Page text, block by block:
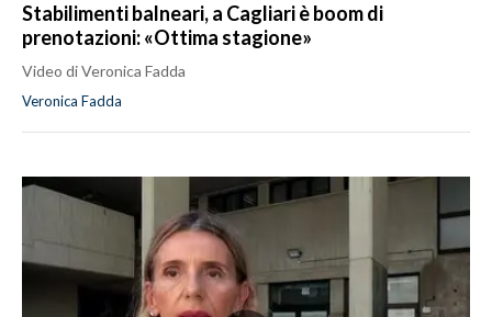
Stabilimenti balneari, a Cagliari è boom di
prenotazioni: «Ottima stagione»
Video di Veronica Fadda
Veronica Fadda